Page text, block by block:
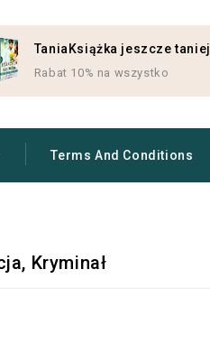
TaniaKsiążka jeszcze taniej
Rabat 10% na wszystko
Terms And Conditions
Kryminał